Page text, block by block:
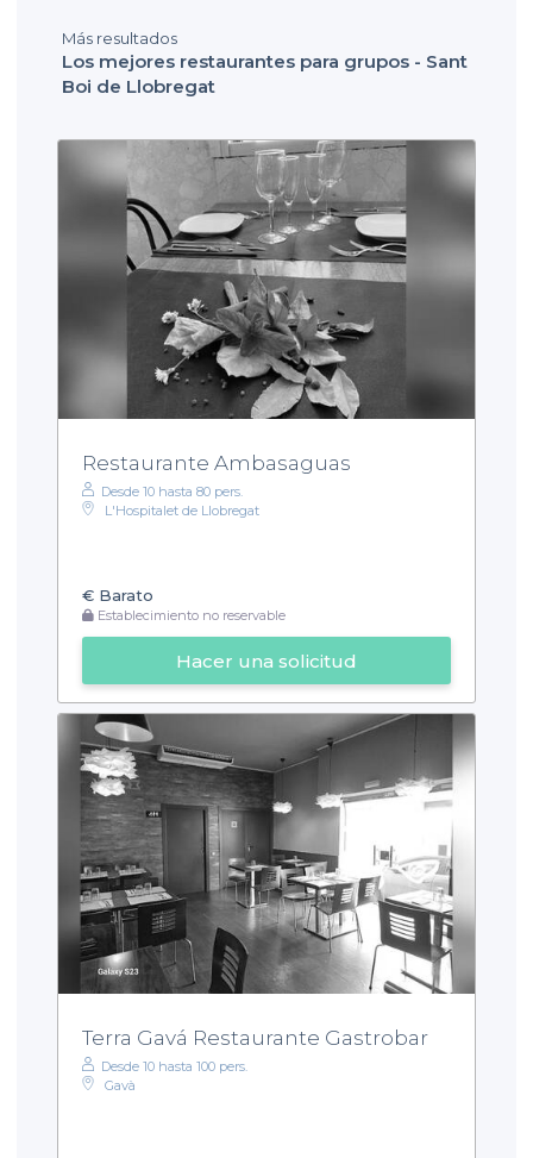
Más resultados
Los mejores restaurantes para grupos - Sant
Boi de Llobregat
Restaurante Ambasaguas
Desde 10 hasta 80 pers.
L'Hospitalet de Llobregat
€ Barato
Establecimiento no reservable
Hacer una solicitud
Terra Gavá Restaurante Gastrobar
Desde 10 hasta 100 pers.
Gavà